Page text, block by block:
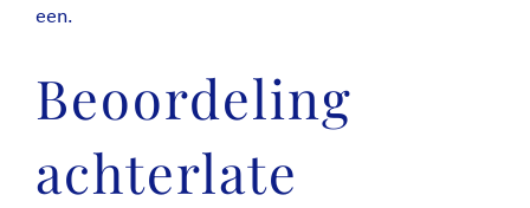
een.
Beoordeling
achterlate